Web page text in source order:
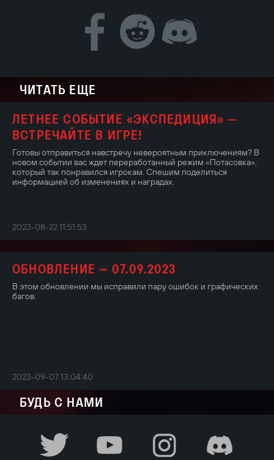
ЧИТАТЬ ЕЩЕ
ЛЕТНЕЕ СОБЫТИЕ «ЭКСПЕДИЦИЯ» —
ВСТРЕЧАЙТЕ В ИГРЕ!
Готовы отправиться навстречу невероятным приключениям? В
новом событии вас ждет переработанный режим «Потасовка»,
который так понравился игрокам. Спешим поделиться
информацией об изменениях и наградах.
2023-08-22 11:51:53
ОБНОВЛЕНИЕ — 07.09.2023
В этом обновлении мы исправили пару ошибок и графических
багов.
2023-09-07 13:04:40
БУДЬ С НАМИ